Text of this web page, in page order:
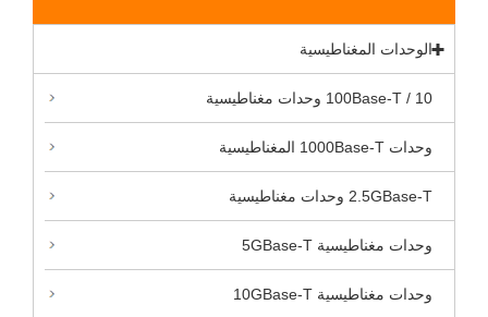
الوحدات المغناطيسية
10 / 100Base-T وحدات مغناطيسية
وحدات 1000Base-T المغناطيسية
2.5GBase-T وحدات مغناطيسية
وحدات مغناطيسية 5GBase-T
وحدات مغناطيسية 10GBase-T